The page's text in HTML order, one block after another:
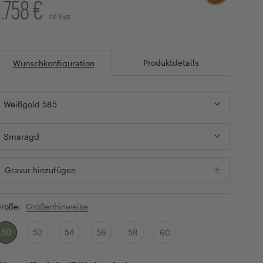
€ inkl. Mwst.
Wunschkonfiguration Produktdetails
Weißgold 585
Smaragd
Gravur hinzufügen
Größenhinweise
50 52 54 56 58 60